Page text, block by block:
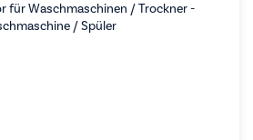
für Waschmaschinen / Trockner -
/ Spüler